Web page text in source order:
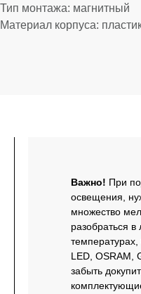
Тип монтажа: магнитный
Материал корпуса:
Важно! При
освещения,
множество
разобраться в
температурах,
LED, OSRAM,
забыть